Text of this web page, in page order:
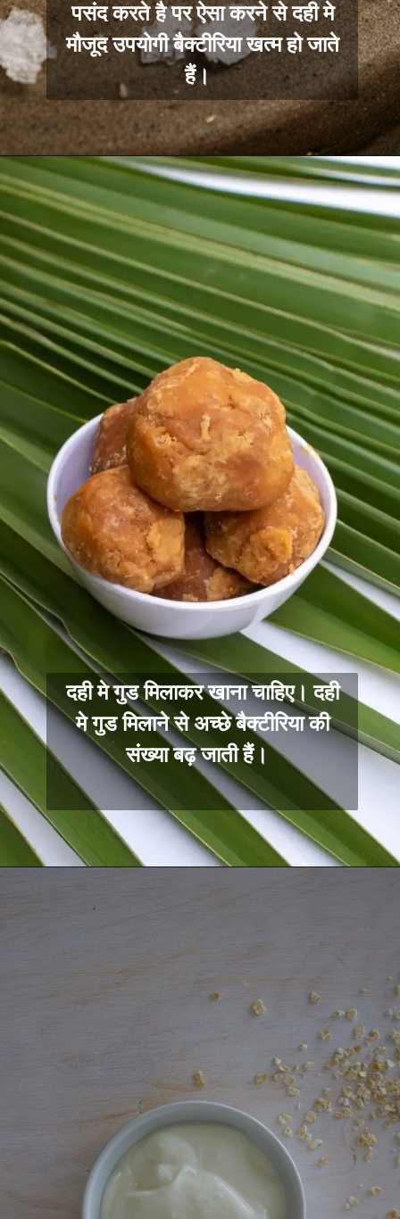
पसंद करते है पर ऐसा करने से दही मे
मौजूद उपयोगी बैक्टीरिया खत्म हो जाते
हैं।
दही मे गुड मिलाकर खाना चाहिए। दही
मे गुड मिलाने से अच्छे बैक्टीरिया की
संख्या बढ़ जाती हैं।